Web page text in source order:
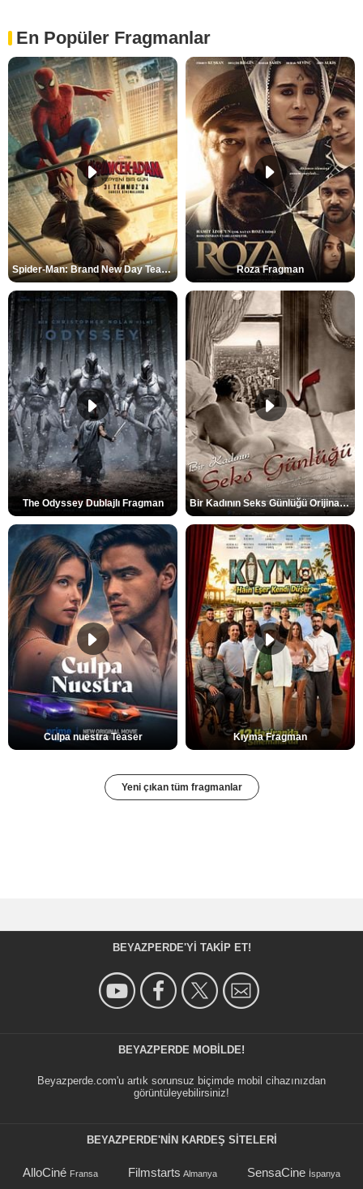
En Popüler Fragmanlar
Spider-Man: Brand New Day Teaser Roza Fragman
The Odyssey Dublajlı Fragman Bir Kadının Seks Günlüğü Orijinal Fragman
Culpa nuestra Teaser Kıyma Fragman
Yeni çıkan tüm fragmanlar
BEYAZPERDE'YI TAKIP ET!
BEYAZPERDE MOBILDE!
Beyazperde.com'u artık sorunsuz biçimde mobil cihazınızdan
görüntüleyebilirsiniz!
BEYAZPERDE'NIN KARDEŞ SİTELERİ
AlloCiné Fransa Filmstarts Almanya SensaCine İspanya